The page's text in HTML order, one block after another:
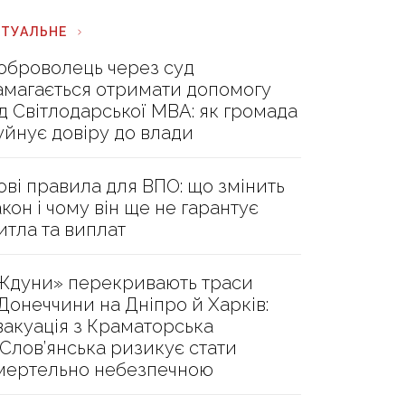
через суд
отримати допомогу
Світлодарської МВА: як громада
довіру до влади
правила для ВПО: що змінить
і чому він ще не гарантує
та виплат
перекривають траси
на Дніпро й Харків:
з Краматорська
ризикує стати
небезпечною